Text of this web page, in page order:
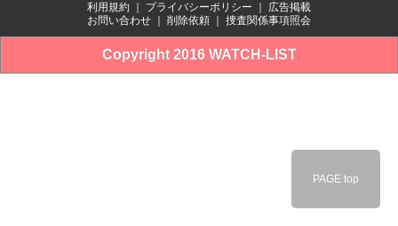
利用規約 プライバシーポリシー
広告掲載
お問い合わせ
削除依頼 捜査関係事項照会
Copyright 2016 WATCH-LIST
PAGE top